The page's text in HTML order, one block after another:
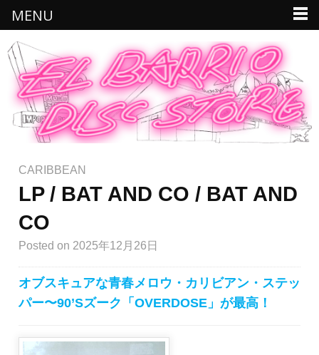
CARIBBEAN
LP / BAT AND CO / BAT AND
CO
Posted on 2025年12月26日
オブスキュアな青春メロウ・カリビアン・ステッ
パー〜90’Sズーク「OVERDOSE」が最高！
MENU